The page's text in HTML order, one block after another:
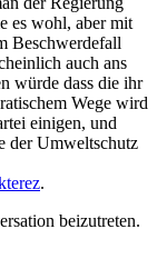
es wohl, aber mit
Beschwerdefall
auch ans
würde dass die ihr
Wege wird
einigen, und
der Umweltschutz
.
beizutreten.